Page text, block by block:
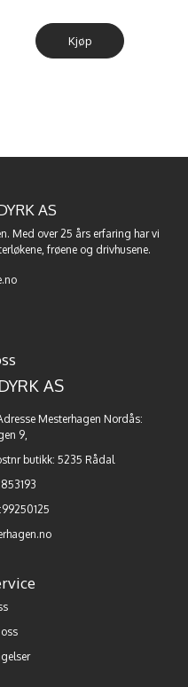
Kjøp
AS
Med over 25 års erfaring har vi
, frøeneog drivhusene.
AS
Mesterhagen Nordås:
9,
butikk: 5235 Rådal